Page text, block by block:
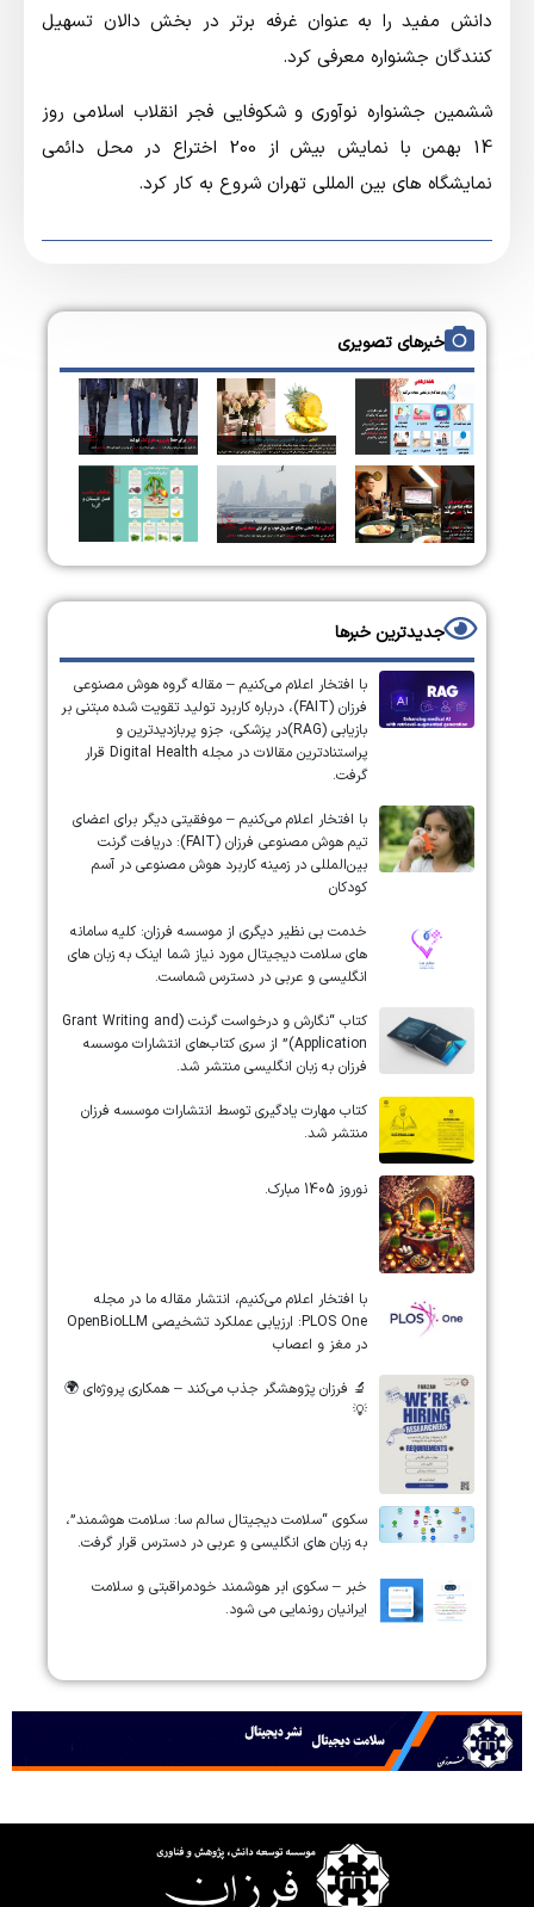
دانش مفید را به عنوان غرفه برتر در بخش دالان تسهیل
کنندگان جشنواره معرفی کرد.
ششمین جشنواره نوآوری و شکوفایی فجر انقلاب اسلامی روز
14 بهمن با نمایش بیش از 200 اختراع در محل دائمی
نمایشگاه های بین المللی تهران شروع به کار کرد.
خبرهای تصویری
جدیدترین خبرها
با افتخار اعلام می‌کنیم – مقاله گروه هوش مصنوعی
فرزان (FAIT)، درباره کاربرد تولید تقویت شده مبتنی بر
بازیابی (RAG)در پزشکی، جزو پربازدیدترین و
پراستنادترین مقالات در مجله Digital Health قرار
گرفت.
با افتخار اعلام می‌کنیم – موفقیتی دیگر برای اعضای
تیم هوش مصنوعی فرزان (FAIT): دریافت گرنت
بین‌المللی در زمینه کاربرد هوش مصنوعی در آسم
کودکان
خدمت بی نظیر دیگری از موسسه فرزان: کلیه سامانه
های سلامت دیجیتال مورد نیاز شما اینک به زبان های
انگلیسی و عربی در دسترس شماست.
کتاب “نگارش و درخواست گرنت (Grant Writing and
Application)” از سری کتاب‌های انتشارات موسسه
فرزان به زبان انگلیسی منتشر شد.
کتاب مهارت یادگیری توسط انتشارات موسسه فرزان
منتشر شد.
نوروز 1405 مبارک.
‏‏‏با افتخار اعلام می‌کنیم، انتشار مقاله ما در مجله
‎PLOS One‎: ارزیابی عملکرد تشخیصی ‎OpenBioLLM‎
در مغز و اعصاب
🔬 فرزان پژوهشگر جذب می‌کند – همکاری پروژه‌ای 🌍
💡
سکوی “سلامت دیجیتال سالم سا: سلامت هوشمند”،
به زبان های انگلیسی و عربی در دسترس قرار گرفت.
خبر – سکوی ابر هوشمند خودمراقبتی و سلامت
ایرانیان رونمایی می شود.